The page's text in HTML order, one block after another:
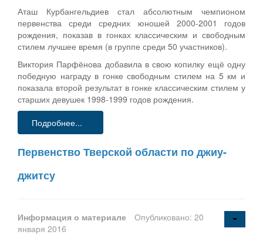
Аташ Курбангельдиев стал абсолютным чемпионом
первенства среди средних юношей 2000-2001 годов
рождения, показав в гонках классическим и свободным
стилем лучшее время (в группе среди 50 участников).
Виктория Парфёнова добавила в свою копилку ещё одну
победную награду в гонке свободным стилем на 5 км и
показала второй результат в гонке классическим стилем у
старших девушек 1998-1999 годов рождения.
Подробнее...
Первенство Тверской области по джиу-
джитсу
Информация о материале
Опубликовано: 20
января 2016